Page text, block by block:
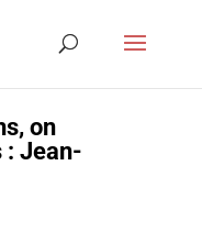
on
: Jean-